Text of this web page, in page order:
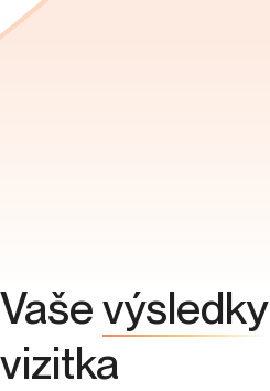
Vaševýsledky
vizitka